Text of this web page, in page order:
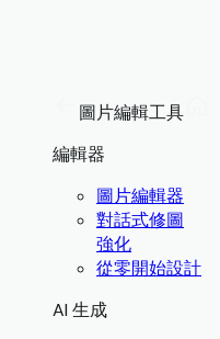
圖片編輯工具
編輯器
圖片編輯器
對話式修圖
強化
從零開始設計
AI 生成